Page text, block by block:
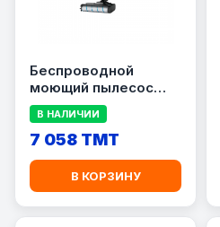
Беспроводной
моющий пылесос
Tefal X-Clean 4
GF5035M0
В НАЛИЧИИ
7 058 TMT
В КОРЗИНУ